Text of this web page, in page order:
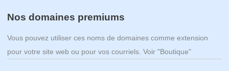
Nos domaines premiums
Vous pouvez utiliser ces noms de domaines comme extension
pour votre site web ou pour vos courriels. Voir "Boutique"